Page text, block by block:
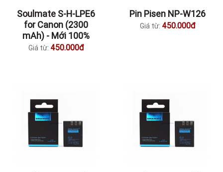
Soulmate S-H-LPE6
for Canon (2300
mAh) - Mới 100%
Giá từ: 450.000đ
Pin Pisen NP-W126
Giá từ: 450.000đ